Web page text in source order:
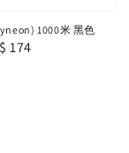
1000米 黑色
174